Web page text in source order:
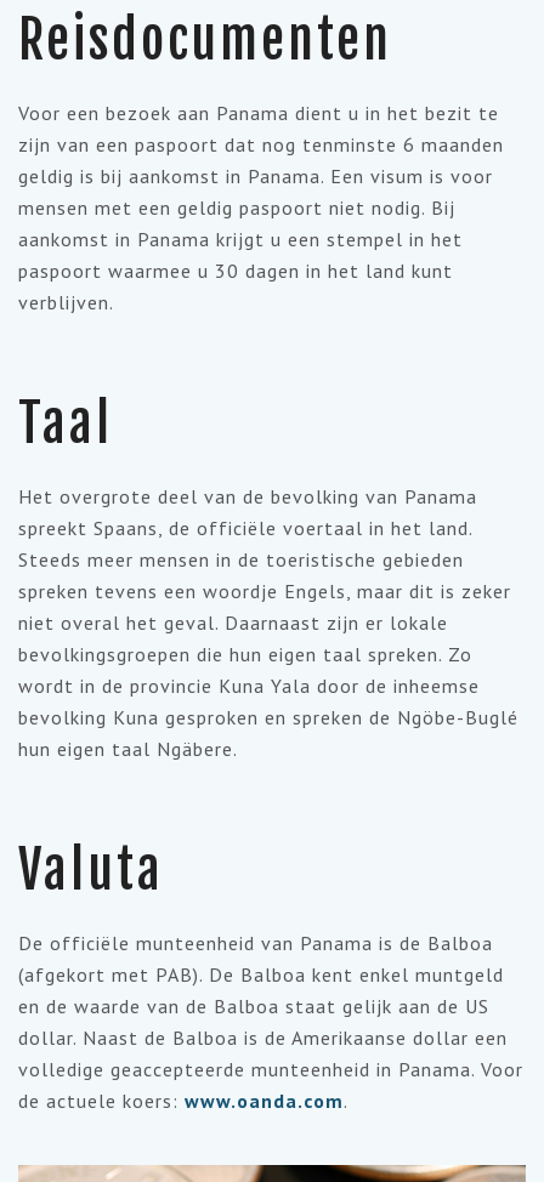
Reisdocumenten
Voor een bezoek aan Panama dient u in het bezit te
zijn van een paspoort dat nog tenminste 6 maanden
geldig is bij aankomst in Panama. Een visum is voor
mensen met een geldig paspoort niet nodig. Bij
aankomst in Panama krijgt u een stempel in het
paspoort waarmee u 30 dagen in het land kunt
verblijven.
Taal
Het overgrote deel van de bevolking van Panama
spreekt Spaans, de officiële voertaal in het land.
Steeds meer mensen in de toeristische gebieden
spreken tevens een woordje Engels, maar dit is zeker
niet overal het geval. Daarnaast zijn er lokale
bevolkingsgroepen die hun eigen taal spreken. Zo
wordt in de provincie Kuna Yala door de inheemse
bevolking Kuna gesproken en spreken de Ngöbe-Buglé
hun eigen taal Ngäbere.
Valuta
De officiële munteenheid van Panama is de Balboa
(afgekort met PAB). De Balboa kent enkel muntgeld
en de waarde van de Balboa staat gelijk aan de US
dollar. Naast de Balboa is de Amerikaanse dollar een
volledige geaccepteerde munteenheid in Panama. Voor
de actuele koers: www.oanda.com.